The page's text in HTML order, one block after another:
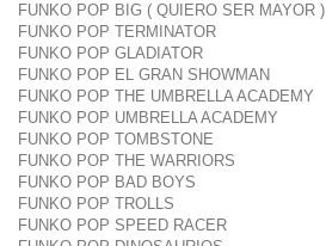
FUNKO POP BIG ( QUIERO SER MAYOR )
FUNKO POP TERMINATOR
FUNKO POP GLADIATOR
FUNKO POP EL GRAN SHOWMAN
FUNKO POP THE UMBRELLA ACADEMY
FUNKO POP UMBRELLA ACADEMY
FUNKO POP TOMBSTONE
FUNKO POP THE WARRIORS
FUNKO POP BAD BOYS
FUNKO POP TROLLS
FUNKO POP SPEED RACER